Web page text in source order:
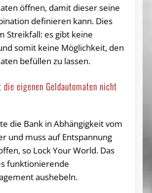
öffnen, damit dieser seine
definieren kann. Dies
Streikfall: es gibt keine
somit keine Möglichkeit, den
befüllen zu lassen.
die eigenen Geldautomaten nicht
die Bank in Abhängigkeit vom
und muss auf Entspannung
so Lock Your World. Das
funktionierende
aushebeln.